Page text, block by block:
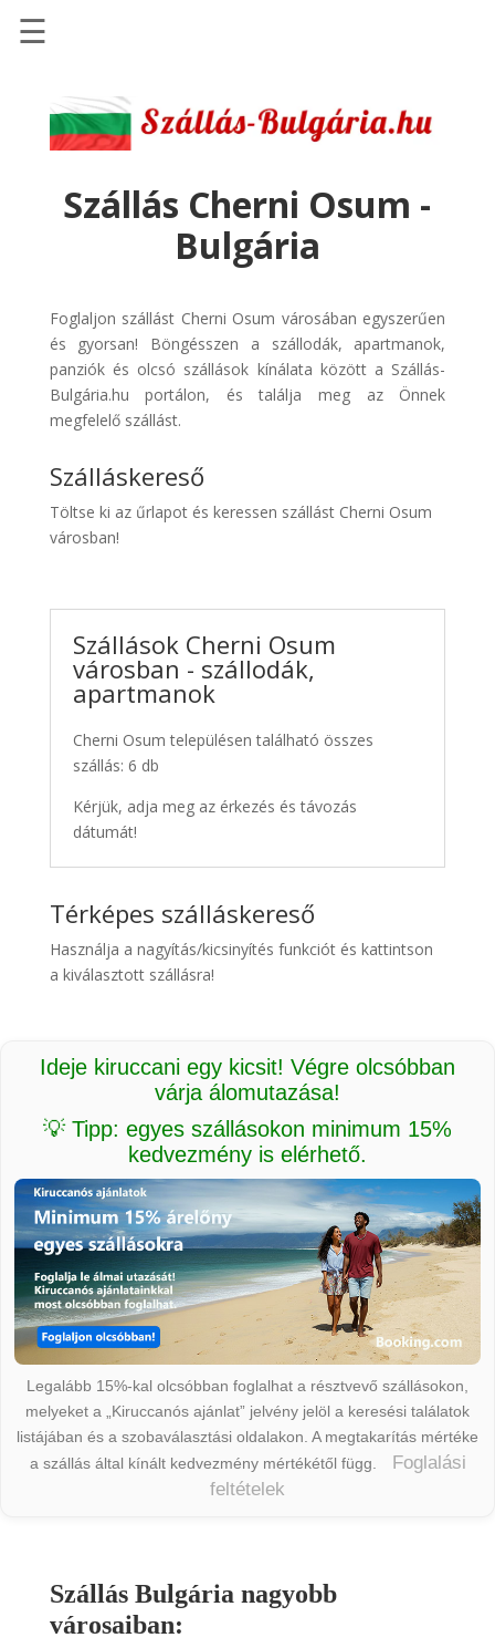
Szállások
Repülőjegy
pénzvisszatérítéssel
Discover
Cars
Transzfer
Kiwi
Taxi
☰
Szállás Cherni Osum -
Bulgária
Foglaljon szállást Cherni Osum városában egyszerűen
és gyorsan! Böngésszen a szállodák, apartmanok,
panziók és olcsó szállások kínálata között a Szállás-
Bulgária.hu portálon, és találja meg az Önnek
megfelelő szállást.
Szálláskereső
Töltse ki az űrlapot és keressen szállást Cherni Osum
városban!
Szállások Cherni Osum
városban - szállodák,
apartmanok
Cherni Osum településen található összes
szállás: 6 db
Kérjük, adja meg az érkezés és távozás
dátumát!
Térképes szálláskereső
Használja a nagyítás/kicsinyítés funkciót és kattintson
a kiválasztott szállásra!
Ideje kiruccani egy kicsit! Végre olcsóbban
várja álomutazása!
💡 Tipp: egyes szállásokon minimum 15%
kedvezmény is elérhető.
Legalább 15%-kal olcsóbban foglalhat a résztvevő szállásokon,
melyeket a „Kiruccanós ajánlat” jelvény jelöl a keresési találatok
listájában és a szobaválasztási oldalakon. A megtakarítás mértéke
a szállás által kínált kedvezmény mértékétől függ.
Foglalási
feltételek
Szállás Bulgária nagyobb
városaiban: